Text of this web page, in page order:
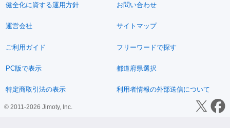
健全化に資する運用方針 お問い合わせ
運営会社 サイトマップ
ご利用ガイド フリーワードで探す
PC版で表示 都道府県選択
特定商取引法の表示 利用者情報の外部送信について
© 2011-2026 Jimoty, Inc.